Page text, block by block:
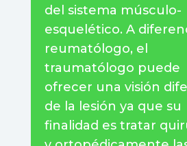
del sistema músculo-
esquelético. A
reumatólogo, el
traumatólogo puede
ofrecer una visión
de la lesión ya que su
finalidad es tratar